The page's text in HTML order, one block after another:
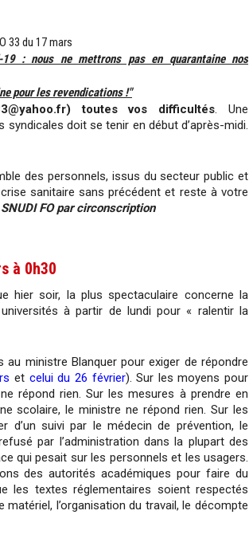
33 du 17 mars
19 : nous ne mettrons pas en quarantaine nos
pour les revendications !"
toutes vos difficultés. Une
doit se tenir en début d’après-midi.
des personnels, issus du secteur public et
sanitaire sans précédent et reste à votre
FO par circonscription
à 0h30
hier soir, la plus spectaculaire concerne la
à partir de lundi pour « ralentir la
au ministre Blanquer pour exiger de répondre
et celui du 26 février). Sur les moyens pour
répond rien. Sur les mesures à prendre en
scolaire, le ministre ne répond rien. Sur les
d’un suivi par le médecin de prévention, le
par l’administration dans la plupart des
qui pesait sur les personnels et les usagers.
des autorités académiques pour faire du
les textes réglementaires soient respectés
l’organisation du travail, le décompte